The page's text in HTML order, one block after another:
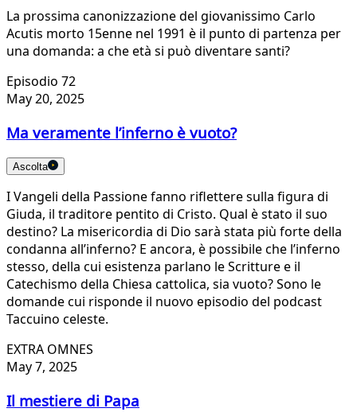
La prossima canonizzazione del giovanissimo Carlo
Acutis morto 15enne nel 1991 è il punto di partenza per
una domanda: a che età si può diventare santi?
Episodio 72
May 20, 2025
Ma veramente l’inferno è vuoto?
Ascolta
I Vangeli della Passione fanno riflettere sulla figura di
Giuda, il traditore pentito di Cristo. Qual è stato il suo
destino? La misericordia di Dio sarà stata più forte della
condanna all’inferno? E ancora, è possibile che l’inferno
stesso, della cui esistenza parlano le Scritture e il
Catechismo della Chiesa cattolica, sia vuoto? Sono le
domande cui risponde il nuovo episodio del podcast
Taccuino celeste.
EXTRA OMNES
May 7, 2025
Il mestiere di Papa